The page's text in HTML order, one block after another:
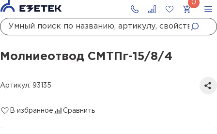
Стержневые молниеотводы и мачты молниеприемные
Молниеотвод СМТПг-15/8/4
Молниеотвод СМТПг-15/8/4
Артикул: 93135
В избранное Сравнить